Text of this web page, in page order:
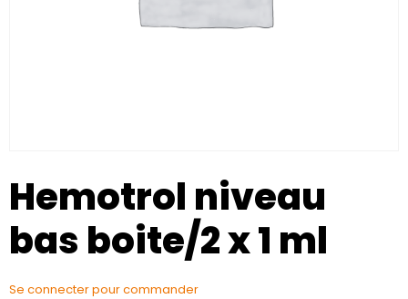
Hemotrol niveau
bas boite/2 x 1 ml
Se connecter pour commander